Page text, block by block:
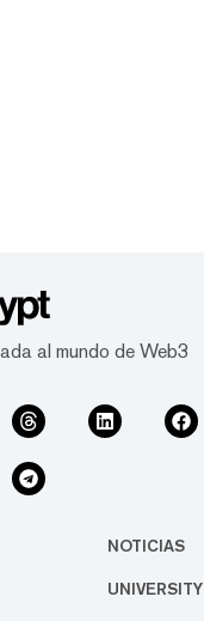
al mundo de Web3
NOTICIAS
UNIVERSITY